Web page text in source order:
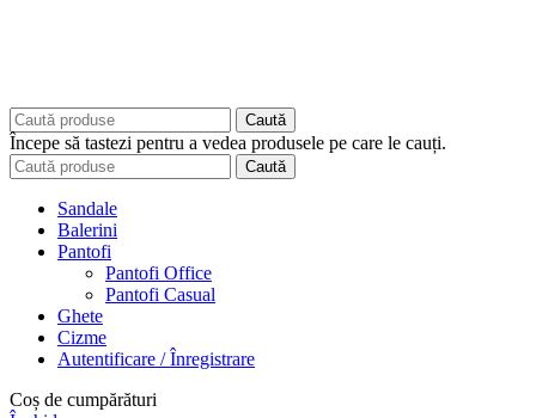
Caută
Începe să tastezi pentru a vedea produsele pe care le cauți.
Caută
Sandale
Balerini
Pantofi
Pantofi Office
Pantofi Casual
Ghete
Cizme
Autentificare / Înregistrare
Coș de cumpărături